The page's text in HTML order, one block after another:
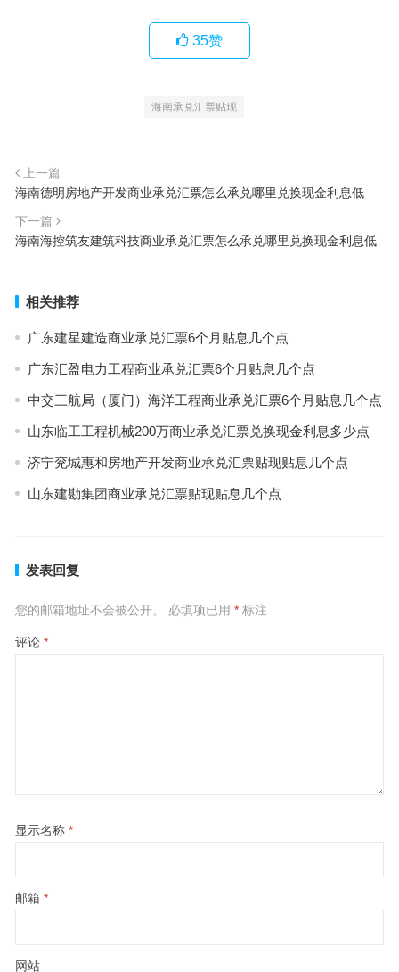
35赞
海南承兑汇票贴现
上一篇
海南德明房地产开发商业承兑汇票怎么承兑哪里兑换现金利息低
下一篇
海南海控筑友建筑科技商业承兑汇票怎么承兑哪里兑换现金利息低
相关推荐
广东建星建造商业承兑汇票6个月贴息几个点
广东汇盈电力工程商业承兑汇票6个月贴息几个点
中交三航局（厦门）海洋工程商业承兑汇票6个月贴息几个点
山东临工工程机械200万商业承兑汇票兑换现金利息多少点
济宁兖城惠和房地产开发商业承兑汇票贴现贴息几个点
山东建勘集团商业承兑汇票贴现贴息几个点
发表回复
您的邮箱地址不会被公开。 必填项已用 *标注
评论 *
显示名称 *
邮箱 *
网站